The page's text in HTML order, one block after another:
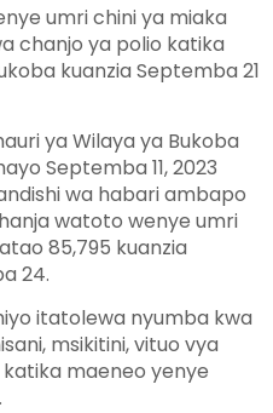
umri chini ya miaka
chanjo ya polio katika
kuanzia Septemba 21
ya Wilaya ya Bukoba
Septemba 11, 2023
wa habari ambapo
watoto wenye umri
85,795 kuanzia
24.
itatolewa nyumba kwa
msikitini, vituo vya
maeneo yenye